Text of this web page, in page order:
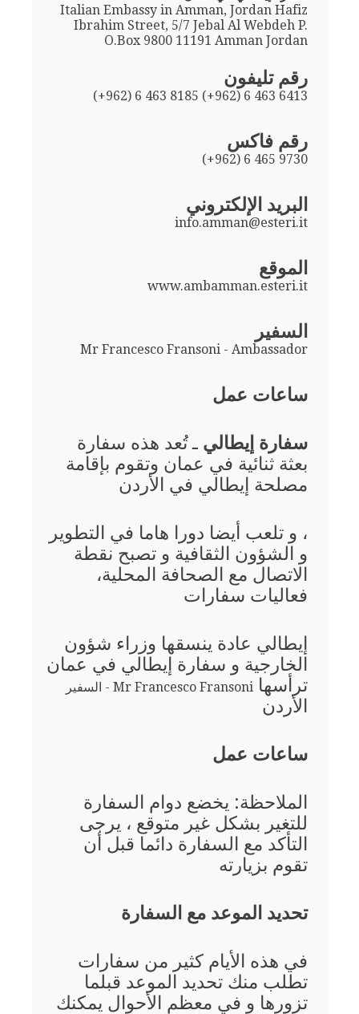
Italian Embassy in Amman, Jordan Hafiz
Ibrahim Street, 5/7 Jebal Al Webdeh P.
O.Box 9800 11191 Amman Jordan
رقم تليفون
(+962) 6 463 8185 (+962) 6 463 6413
رقم فاكس
(+962) 6 465 9730
البريد الإلكتروني
info.amman@esteri.it
الموقع
www.ambamman.esteri.it
السفير
Mr Francesco Fransoni - Ambassador
ساعات عمل
سفارة إيطالي ـ تُعد هذه سفارة
بعثة ثنائية في عمان وتقوم بإقامة
مصلحة إيطالي في الأردن
، و تلعب أيضا دورا هاما في التطوير
و الشؤون الثقافية و تصبح نقطة
الاتصال مع الصحافة المحلية،
فعاليات سفارات
إيطالي عادة ينسقها وزراء شؤون
الخارجية و سفارة إيطالي في عمان
ترأسها Mr Francesco Fransoni - السفير
الأردن
ساعات عمل
الملاحظة: يخضع دوام السفارة
للتغير بشكل غير متوقع ، يرجى
التأكد مع السفارة دائما قبل أن
تقوم بزيارته
تحديد الموعد مع السفارة
في هذه الأيام كثير من سفارات
تطلب منك تحديد الموعد قبلما
تزورها و في معظم الأحوال يمكنك